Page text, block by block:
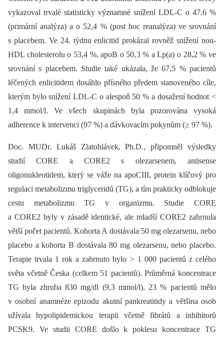
vykazoval trvalé statisticky významné snížení LDL-C o 47,6 %
(primární analýza) a o 52,4 % (post hoc reanalýza) ve srovnání
s placebem. Ve 24. týdnu enlicitid prokázal rovněž snížení non-
HDL cholesterolu o 53,4 %, apoB o 50,3 % a Lp(a) o 28,2 % ve
srovnání s placebem. Studie také ukázala, že 67,5 % pacientů
léčených enlicitidem dosáhlo přísného předem stanoveného cíle,
kterým bylo snížení LDL-C o alespoň 50 % a dosažení hodnot <
1,4 mmol/l. Ve všech skupinách byla pozorována vysoká
adherence k intervenci (97 %) a dávkovacím pokynům (≥ 97 %).
Doc. MUDr. Lukáš Zlatohlávek, Ph.D., připomněl výsledky
studií CORE a CORE2 s olezarsenem, antisense
oligonukleotidem, který se váže na apoCIII, protein klíčový pro
regulaci metabolizmu triglyceridů (TG), a tím prakticky odblokuje
cestu metabolizmu TG v organizmu. Studie CORE
a CORE2 byly v zásadě identické, ale mladší CORE2 zahrnula
větší počet pacientů. Kohorta A dostávala 50 mg olezarsenu, nebo
placebo a kohorta B dostávala 80 mg olezarsenu, nebo placebo.
Terapie trvala 1 rok a zahrnuto bylo > 1 000 pacientů z celého
světa včetně Česka (celkem 51 pacientů). Průměrná koncentrace
TG byla zhruba 830 mg/dl (9,3 mmol/l), 23 % pacientů mělo
v osobní anamnéze epizodu akutní pankreatitidy a většina osob
užívala hypolipidemickou terapii včetně fibrátů a inhibitorů
PCSK9. Ve studii CORE došlo k poklesu koncentrace TG